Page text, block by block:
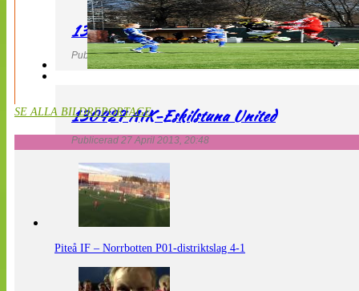
130427 LdB FC Malmö – Mallbackens IF
Publicerad 27 April 2013, 20:54
130427 AIK-Eskilstuna United
Publicerad 27 April 2013, 20:48
SE ALLA BILDREPORTAGE
Piteå IF – Norrbotten P01-distriktslag 4-1